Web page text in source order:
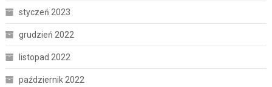
styczeń 2023
grudzień 2022
listopad 2022
październik 2022